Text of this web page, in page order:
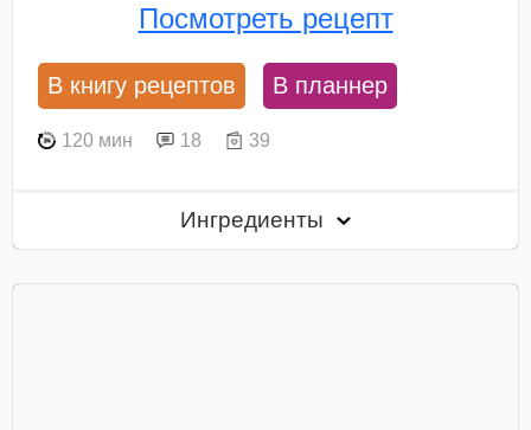
Посмотреть рецепт
В книгу рецептов В планнер
120 мин 18 39
Ингредиенты